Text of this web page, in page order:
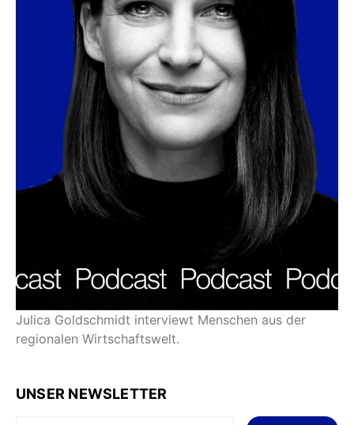
Julica Goldschmidt interviewt Menschen aus der
regionalen Wirtschaftswelt.
UNSER NEWSLETTER